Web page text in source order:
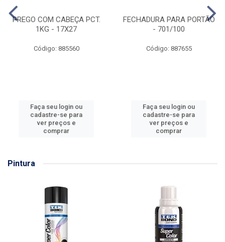
PREGO COM CABEÇA PCT.
1KG - 17X27
Código: 885560
Faça seu login ou
cadastre-se para
ver preços e
comprar
FECHADURA PARA PORTÃO
- 701/100
Código: 887655
Faça seu login ou
cadastre-se para
ver preços e
comprar
Pintura